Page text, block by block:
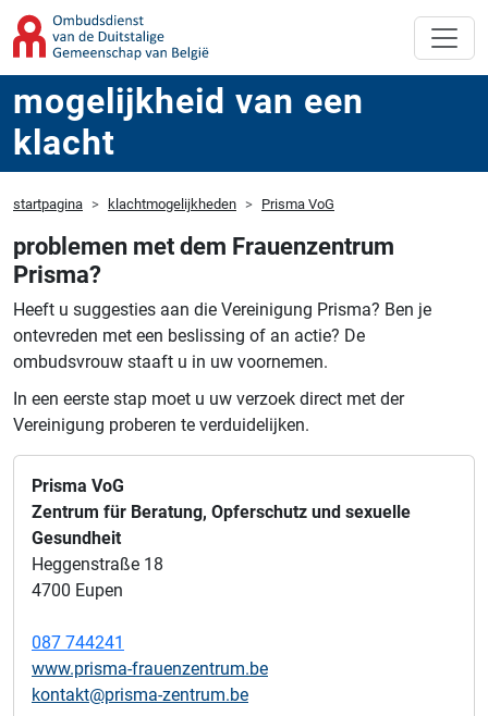
mogelijkheid van een
klacht
startpagina klachtmogelijkheden Prisma VoG
problemen met dem Frauenzentrum
Prisma?
Heeft u suggesties aan die Vereinigung Prisma? Ben je
ontevreden met een beslissing of an actie? De
ombudsvrouw staaft u in uw voornemen.
In een eerste stap moet u uw verzoek direct met der
Vereinigung proberen te verduidelijken.
Prisma VoG
Zentrum für Beratung, Opferschutz und sexuelle
Gesundheit
Heggenstraße 18
4700 Eupen
087 744241
www.prisma-frauenzentrum.be
kontakt@prisma-zentrum.be